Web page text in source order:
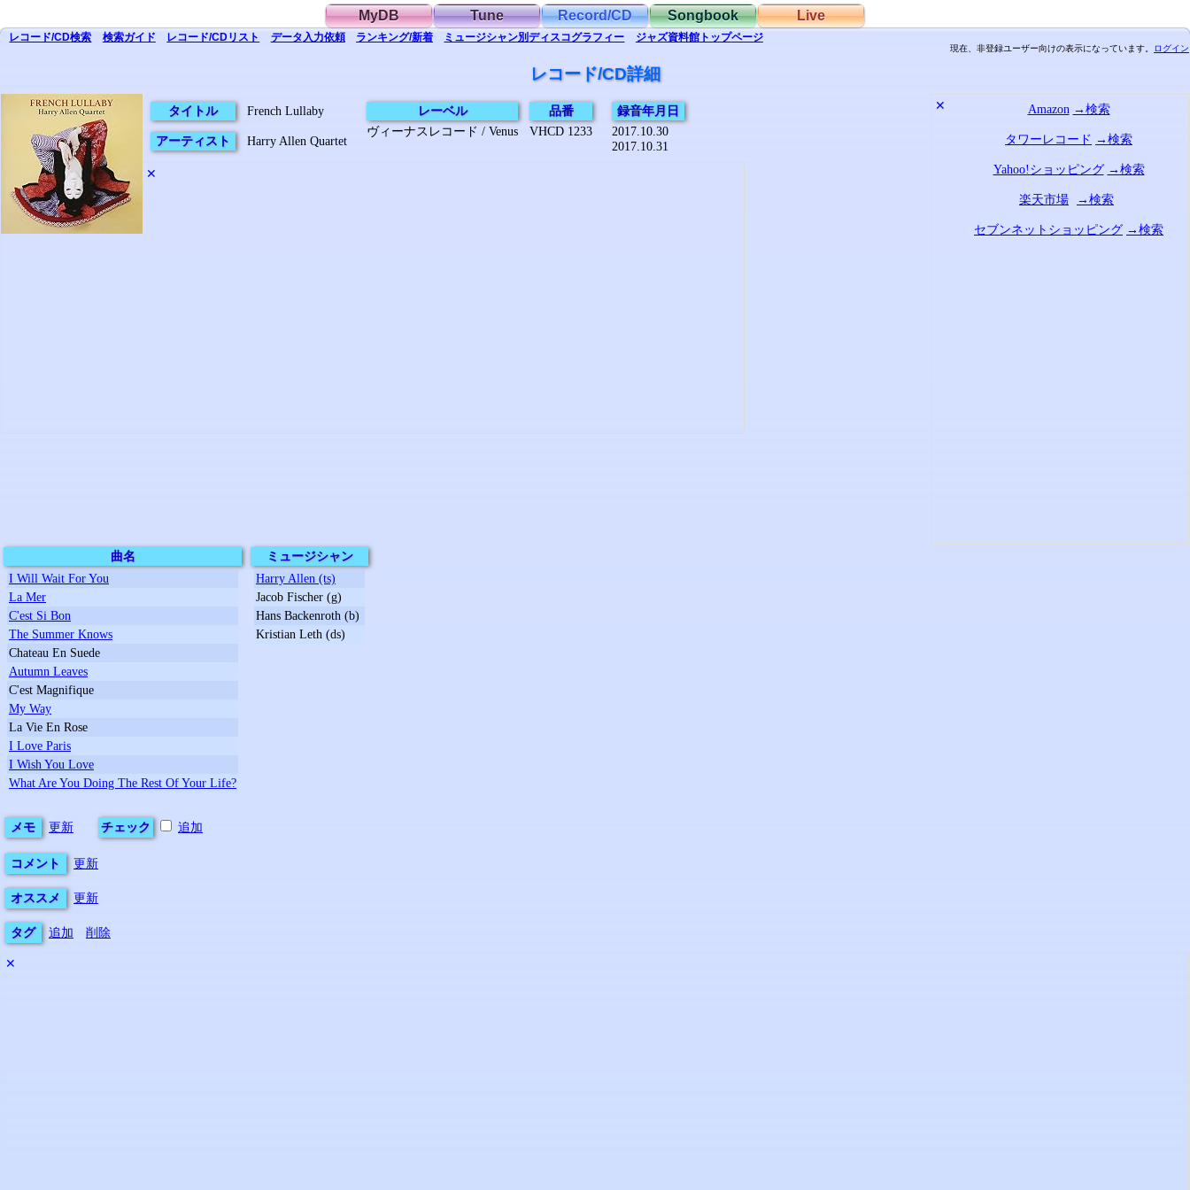
MyDB Tune Record/CD Songbook Live
レコード/CD検索 検索ガイド レコード/CDリスト データ入力依頼 ランキング/新着 ミュージシャン別ディスコグラフィー ジャズ資料館トップページ
現在、非登録ユーザー向けの表示になっています。 ログイン
レコード/CD詳細
タイトル French Lullaby
アーティスト Harry Allen Quartet
レーベル
ヴィーナスレコード / Venus
品番
VHCD 1233
録音年月日
2017.10.30
2017.10.31
✕
✕ Amazon →検索
タワーレコード →検索
Yahoo!ショッピング →検索
楽天市場 →検索
セブンネットショッピング →検索
曲名
I Will Wait For You
La Mer
C'est Si Bon
The Summer Knows
Chateau En Suede
Autumn Leaves
C'est Magnifique
My Way
La Vie En Rose
I Love Paris
I Wish You Love
What Are You Doing The Rest Of Your Life?
ミュージシャン
Harry Allen (ts)
Jacob Fischer (g)
Hans Backenroth (b)
Kristian Leth (ds)
メモ 更新 チェック 追加
コメント 更新
オススメ 更新
タグ 追加 削除
✕